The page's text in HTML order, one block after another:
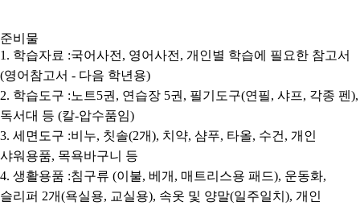
준비물
1. 학습자료 :국어사전, 영어사전, 개인별 학습에 필요한 참고서
(영어참고서 - 다음 학년용)
2. 학습도구 :노트5권, 연습장 5권, 필기도구(연필, 샤프, 각종 펜),
독서대 등 (칼-압수품임)
3. 세면도구 :비누, 칫솔(2개), 치약, 샴푸, 타올, 수건, 개인
샤워용품, 목욕바구니 등
4. 생활용품 :침구류 (이불, 베개, 매트리스용 패드), 운동화,
슬리퍼 2개(욕실용, 교실용), 속옷 및 양말(일주일치), 개인